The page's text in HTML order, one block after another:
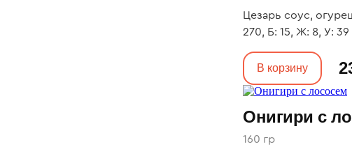
Цезарь соус,
270, Б: 15, Ж: 8, У: 39
В корзину
Онигири с
160 гр